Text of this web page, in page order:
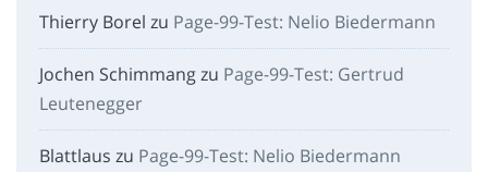
Thierry Borel zu Page-99-Test: Nelio Biedermann
Jochen Schimmangzu Page-99-Test: Gertrud
Leutenegger
Blattlaus zu Page-99-Test: Nelio Biedermann